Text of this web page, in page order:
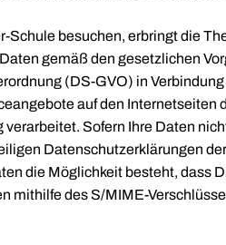
Schule besuchen, erbringt die
gemäß den gesetzlichen
(DS-GVO) in
auf den
Sofern Ihre Daten
Datenschutzerklärungen
die Möglichkeit besteht, dass
mithilfe des S/MIME-